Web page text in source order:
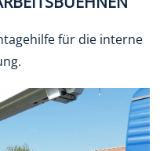
für die interne